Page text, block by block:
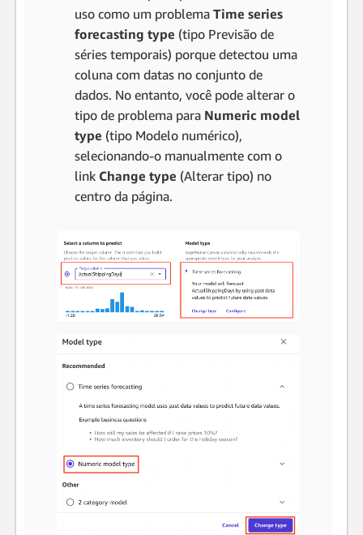
uso como um problema Time series
forecasting type (tipo Previsão de
séries temporais) porque detectou uma
coluna com datas no conjunto de
dados. No entanto, você pode alterar o
tipo de problema para Numeric model
type (tipo Modelo numérico),
selecionando-o manualmente com o
link Change type (Alterar tipo) no
centro da página.